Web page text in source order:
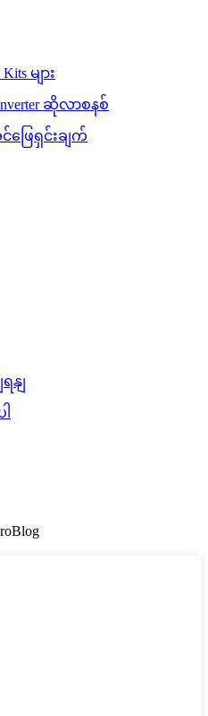
များ
Inverter ဆိုလာစနစ်
ြေရှင်းချက်
နျ